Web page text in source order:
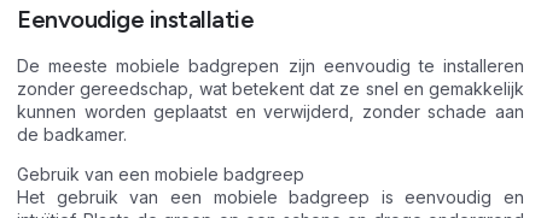
Eenvoudige installatie
De meeste mobiele badgrepen zijn eenvoudig te installeren
zonder gereedschap, wat betekent dat ze snel en gemakkelijk
kunnen worden geplaatst en verwijderd, zonder schade aan
de badkamer.
Gebruik van een mobiele badgreep
Het gebruik van een mobiele badgreep is eenvoudig en